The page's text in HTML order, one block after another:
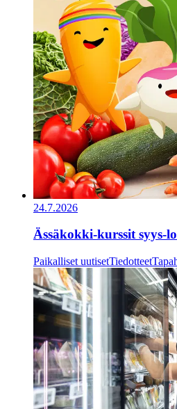
24.7.2026
Ässäkokki-kurssit syys-
Paikalliset uutisetTiedotteet